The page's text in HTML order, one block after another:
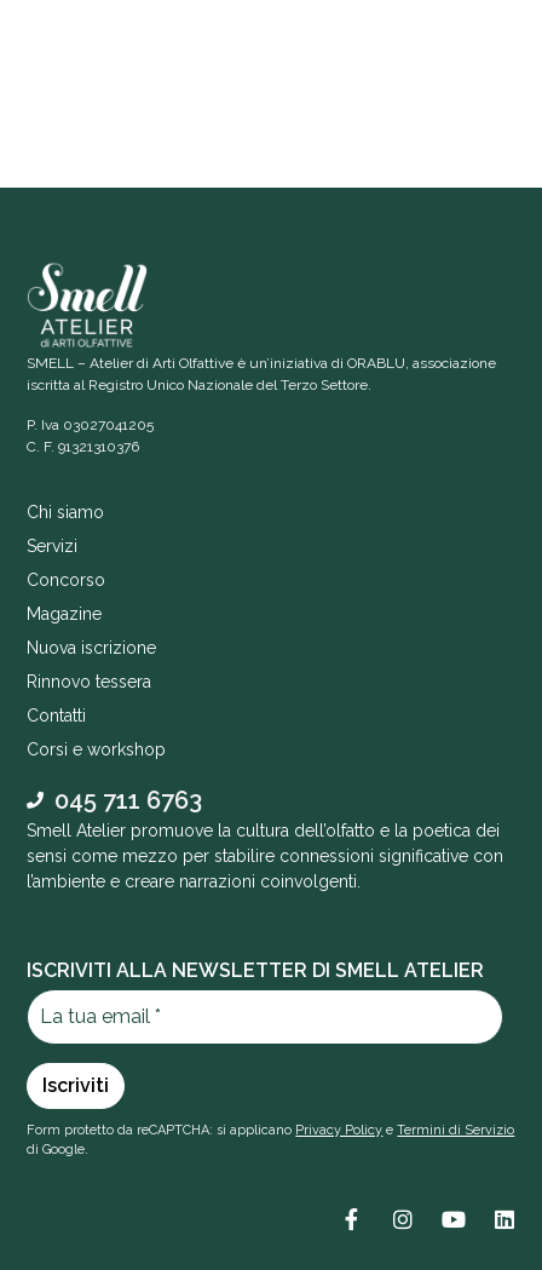
SMELL – Atelier di Arti Olfattive è un’iniziativa di ORABLU, associazione
iscritta al Registro Unico Nazionale del Terzo Settore.
P. Iva 03027041205
C. F. 91321310376
Chi siamo
Servizi
Concorso
Magazine
Nuova iscrizione
Rinnovo tessera
Contatti
Corsi e workshop
045 711 6763
Smell Atelier promuove la cultura dell’olfatto e la poetica dei
sensi come mezzo per stabilire connessioni significative con
l’ambiente e creare narrazioni coinvolgenti.
ISCRIVITI ALLA NEWSLETTER DI SMELL ATELIER
Form protetto da reCAPTCHA: si applicano Privacy Policy eTermini di Servizio
di Google.